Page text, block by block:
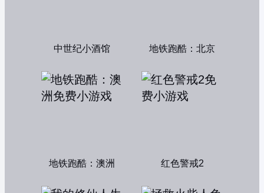
中世纪小酒馆 地铁跑酷：北京
地铁跑酷：澳洲 红色警戒2